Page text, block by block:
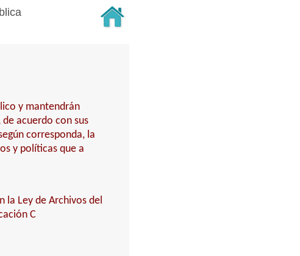
y mantendrán
acuerdo con sus
corresponda, la
y políticas que a
la Ley de Archivos del
C